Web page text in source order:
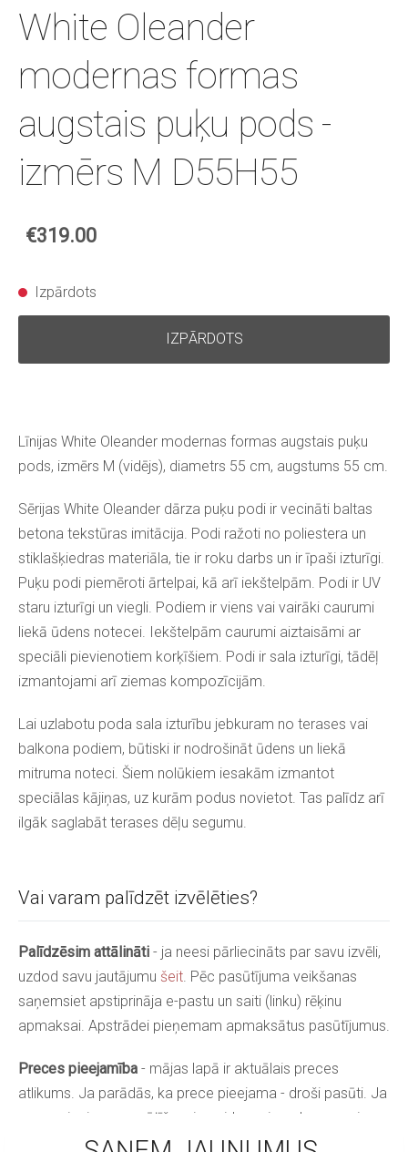
Vai varam palīdzēt izvēlēties?
Palīdzēsim attālināti - ja neesi pārliecināts par savu izvēli,
uzdod savu jautājumu šeit. Pēc pasūtījuma veikšanas
saņemsiet apstiprināja e-pastu un saiti (linku) rēķinu
apmaksai. Apstrādei pieņemam apmaksātus pasūtījumus.
Preces pieejamība - mājas lapā ir aktuālais preces
atlikums. Ja parādās, ka prece pieejama - droši pasūti. Ja
prece pieejama pasūtīšanai - gaidam pievedumu pavisam
drīz, droši pasūti un rezervē sev!
White Oleander
modernas formas
augstais puķu pods -
izmērs M D55H55
€319.00
Izpārdots
IZPĀRDOTS
Līnijas White Oleander modernas formas augstais puķu
pods, izmērs M (vidējs), diametrs 55 cm, augstums 55 cm.
Sērijas White Oleander dārza puķu podi ir vecināti baltas
betona tekstūras imitācija. Podi ražoti no poliestera un
stiklašķiedras materiāla, tie ir roku darbs un ir īpaši izturīgi.
Puķu podi piemēroti ārtelpai, kā arī iekštelpām. Podi ir UV
staru izturīgi un viegli. Podiem ir viens vai vairāki caurumi
liekā ūdens notecei. Iekštelpām caurumi aiztaisāmi ar
speciāli pievienotiem korķīšiem. Podi ir sala izturīgi, tādēļ
izmantojami arī ziemas kompozīcijām.
Lai uzlabotu poda sala izturību jebkuram no terases vai
balkona podiem, būtiski ir nodrošināt ūdens un liekā
mitruma noteci. Šiem nolūkiem iesakām izmantot
speciālas kājiņas, uz kurām podus novietot. Tas palīdz arī
ilgāk saglabāt terases dēļu segumu.